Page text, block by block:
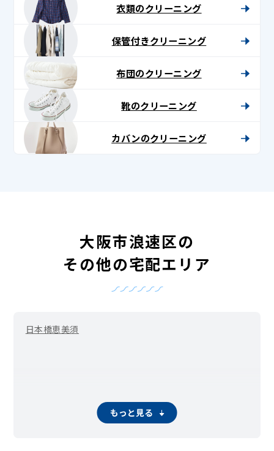
衣類のクリーニング
保管付きクリーニング
布団のクリーニング
靴のクリーニング
カバンのクリーニング
大阪市浪速区の
その他の宅配エリア
日本橋恵美須
もっと見る